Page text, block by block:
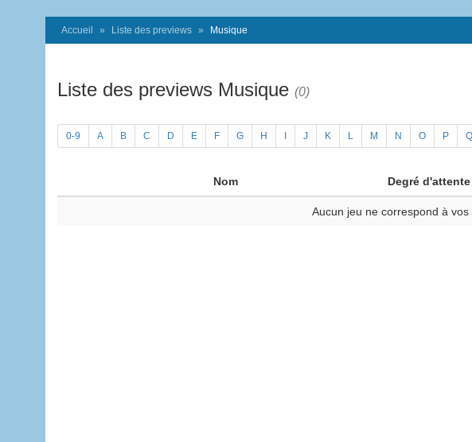
Accueil Liste des previews Musique
Liste des previews Musique (0)
0-9 A B C D E F G H J K L M N O P Q
Nom Degré d'attente
Aucun jeu ne correspond à vos